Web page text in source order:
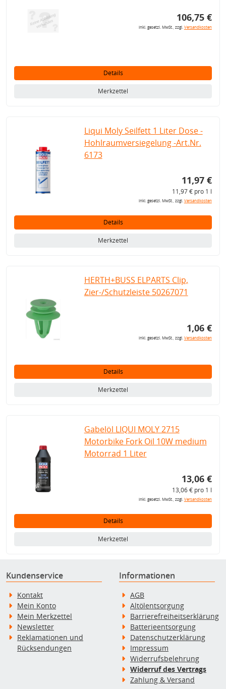
106,75 €
inkl. gesetzl. MwSt., zzgl.Versandkosten
Details
Merkzettel
Liqui Moly Seilfett 1 Liter Dose -
Hohlraumversiegelung -Art.Nr.
6173
11,97 €
11,97 € pro 1 l
inkl. gesetzl. MwSt., zzgl.Versandkosten
Details
Merkzettel
HERTH+BUSS ELPARTS Clip,
Zier-/Schutzleiste 50267071
1,06 €
inkl. gesetzl. MwSt., zzgl.Versandkosten
Details
Merkzettel
Gabelöl LIQUI MOLY 2715
Motorbike Fork Oil 10W medium
Motorrad 1 Liter
13,06 €
13,06 € pro 1 l
inkl. gesetzl. MwSt., zzgl.Versandkosten
Details
Merkzettel
Kundenservice
Kontakt
Mein Konto
Mein Merkzettel
Newsletter
Reklamationen und
Rücksendungen
Informationen
AGB
Altölentsorgung
Barrierefreiheitserklärung
Batterieentsorgung
Datenschutzerklärung
Impressum
Widerrufsbelehrung
Widerruf des Vertrags
Zahlung & Versand